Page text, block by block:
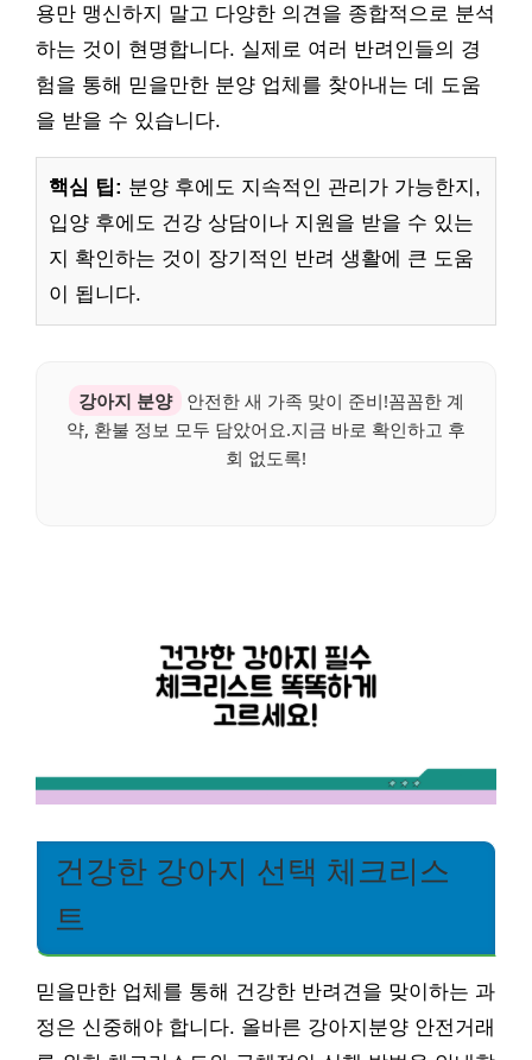
용만 맹신하지 말고 다양한 의견을 종합적으로 분석
하는 것이 현명합니다. 실제로 여러 반려인들의 경
험을 통해 믿을만한 분양 업체를 찾아내는 데 도움
을 받을 수 있습니다.
핵심 팁: 분양 후에도 지속적인 관리가 가능한지,
입양 후에도 건강 상담이나 지원을 받을 수 있는
지 확인하는 것이 장기적인 반려 생활에 큰 도움
이 됩니다.
강아지 분양
안전한 새 가족 맞이 준비!꼼꼼한 계
약, 환불 정보 모두 담았어요.지금 바로 확인하고 후
회 없도록!
건강한 강아지 선택 체크리스
트
믿을만한 업체를 통해 건강한 반려견을 맞이하는 과
정은 신중해야 합니다. 올바른 강아지분양 안전거래